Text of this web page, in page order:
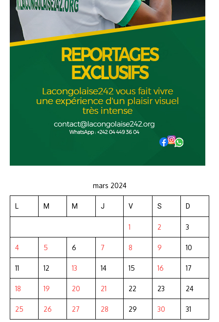
mars 2024
L M M J V S D
1 2 3
4 5 6 7 8 9 10
11 12 13 14 15 16 17
18 19 20 21 22 23 24
25 26 27 28 29 30 31